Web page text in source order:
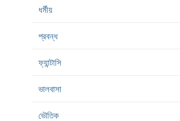
ধর্মীয়
প্রবন্ধ
ফ্যান্টাসি
ভালবাসা
ভৌতিক